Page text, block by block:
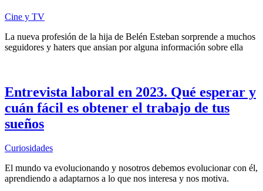
Cine y TV
La nueva profesión de la hija de Belén Esteban sorprende a muchos
seguidores y haters que ansian por alguna información sobre ella
Entrevista laboral en 2023. Qué esperar y
cuán fácil es obtener el trabajo de tus
sueños
Curiosidades
El mundo va evolucionando y nosotros debemos evolucionar con él,
aprendiendo a adaptarnos a lo que nos interesa y nos motiva.